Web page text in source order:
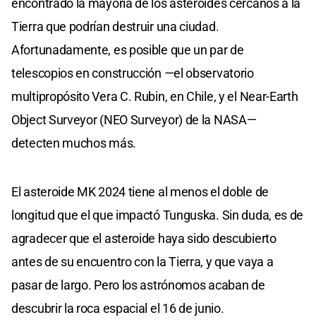
encontrado la mayoría de los asteroides cercanos a la
Tierra que podrían destruir una ciudad.
Afortunadamente, es posible que un par de
telescopios en construcción —el observatorio
multipropósito Vera C. Rubin, en Chile, y el Near-Earth
Object Surveyor (NEO Surveyor) de la NASA—
detecten muchos más.
El asteroide MK 2024 tiene al menos el doble de
longitud que el que impactó Tunguska. Sin duda, es de
agradecer que el asteroide haya sido descubierto
antes de su encuentro con la Tierra, y que vaya a
pasar de largo. Pero los astrónomos acaban de
descubrir la roca espacial el 16 de junio.